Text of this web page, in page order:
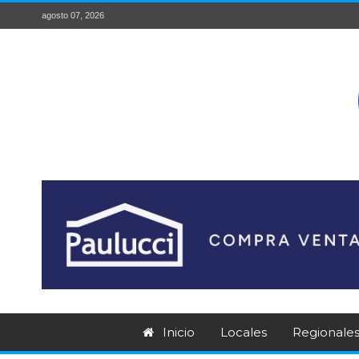
agosto 07, 2026
Inicio Locales Regionales